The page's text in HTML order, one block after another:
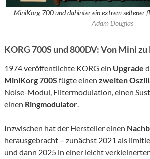
MiniKorg 700 und dahinter ein extrem seltener
Adam Douglas
KORG 700S und 800DV: Von Mini
1974 veröffentlichte KORG ein Upgrade
MiniKorg 700S fügte einen zweiten
Noise-Modul, Filtermodulation, einen
einen Ringmodulator.
Inzwischen hat der Hersteller einen
herausgebracht – zunächst 2021 als
und dann 2025 in einer leicht